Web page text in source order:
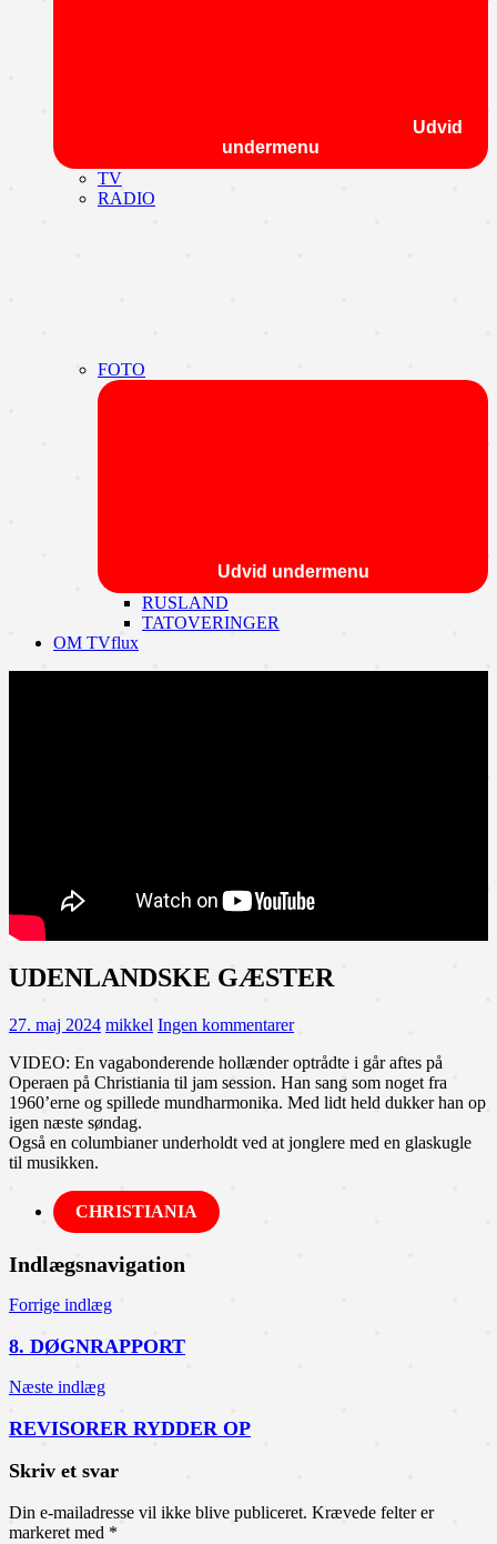
Udvid
undermenu
TV
RADIO
FOTO
Udvid undermenu
RUSLAND
TATOVERINGER
OM TVflux
UDENLANDSKE GÆSTER
27. maj 2024 mikkel Ingen kommentarer
VIDEO: En vagabonderende hollænder optrådte i går aftes på
Operaen på Christiania til jam session. Han sang som noget fra
1960’erne og spillede mundharmonika. Med lidt held dukker han op
igen næste søndag.
Også en columbianer underholdt ved at jonglere med en glaskugle
til musikken.
CHRISTIANIA
Indlægsnavigation
Forrige indlæg
8. DØGNRAPPORT
Næste indlæg
REVISORER RYDDER OP
Skriv et svar
Din e-mailadresse vil ikke blive publiceret. Krævede felter er
markeret med *